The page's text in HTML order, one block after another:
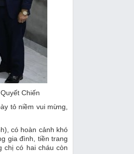
Chiến
tỏ niềm vui mừng,
có hoàn cảnh khó
gia đình, tiền trang
chị có hai cháu còn